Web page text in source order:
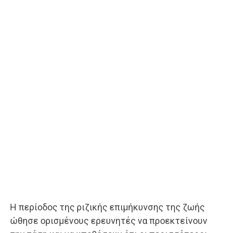
Η περίοδος της ριζικής επιμήκυνσης της ζωής
ώθησε ορισμένους ερευνητές να προεκτείνουν